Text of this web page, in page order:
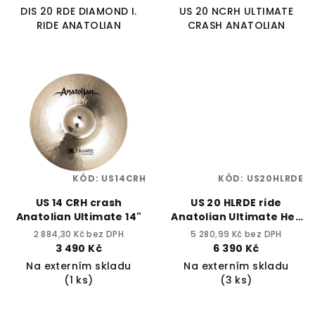
DIS 20 RDE DIAMOND I.
RIDE ANATOLIAN
US 20 NCRH ULTIMATE
CRASH ANATOLIAN
US 14 CRH crash
Anatolian Ultimate 14"
2 884,30 Kč bez DPH
3 490 Kč
Na externím skladu
(1 ks)
KÓD: US14CRH
US 20 HLRDE ride
Anatolian Ultimate Hell
20"
5 280,99 Kč bez DPH
6 390 Kč
Na externím skladu
(3 ks)
KÓD: US20HLRDE